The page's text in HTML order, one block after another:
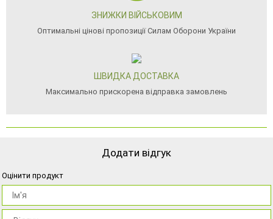
ЗНИЖКИ ВІЙСЬКОВИМ
Оптимальні цінові пропозиції Силам Оборони України
ШВИДКА ДОСТАВКА
Максимально прискорена відправка замовлень
Додати відгук
Оцінити продукт